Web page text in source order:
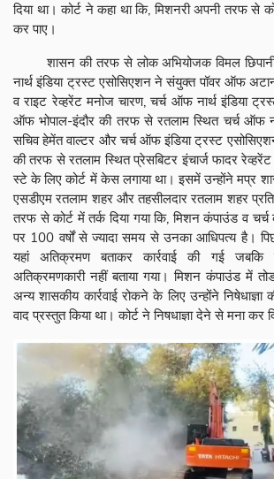
दिया था। कोर्ट ने कहा था कि, मिशनरी अपनी तरफ से
कर पाए।
शासन की तरफ से लोक अभियोजक विमल छिपानी
नार्थ इंडिया ट्रस्ट एसोसिएशन ने संयुक्त पॉवर ऑफ
व राइट रेव्हरेंट मनोज चारण, चर्च ऑफ नार्थ इंडिया
ऑफ भोपाल-इंदौर की तरफ से रतलाम स्थित चर्च ऑफ
सचिव हेमेंत वाल्टर और चर्च ऑफ इंडिया ट्रस्ट
की तरफ से रतलाम स्थित प्रेसबिटर इंचार्ज फादर
स्टे के लिए कोर्ट में केस लगाया था। इसमें उन्होंने मप्र
एसडीएम रतलाम शहर और तहसीलदार रतलाम शहर
तरफ से कोर्ट में तर्क दिया गया कि, मिशन कंपाउंड व
पर 100 वर्षों से ज्यादा समय से उनका आधिपत्य है।
यहां अतिक्रमण बताकर कार्रवाई की गई
अतिक्रमणकारी नहीं बताया गया। मिशन कंपाउंड में
अन्य शासकीय कार्रवाई रोकने के लिए उन्होंने
वाद प्रस्तुत किया था। कोर्ट ने निषधाज्ञा देने से मना कर